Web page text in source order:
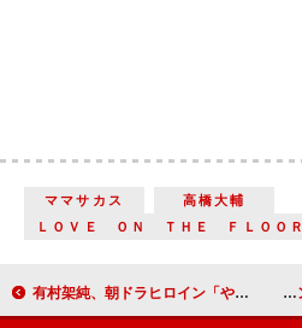
ママサカス
高橋大輔
ＬＯＶＥ ＯＮ ＴＨＥ ＦＬＯＯＲ
有村架純、朝ドラヒロイン「やり切りたい」 “先輩”芳根京子は「睡眠が大事」とアドバイス